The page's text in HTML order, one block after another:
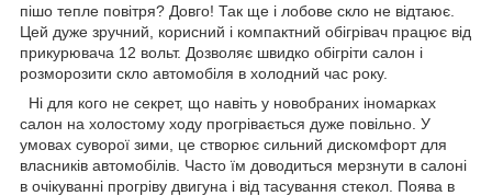
пішо тепле повітря? Довго! Так ще і лобове скло не відтаює.
Цей дуже зручний, корисний і компактний обігрівач працює від
прикурювача 12 вольт. Дозволяє швидко обігріти салон і
розморозити скло автомобіля в холодний час року.
Ні для кого не секрет, що навіть у новобраних іномарках
салон на холостому ходу прогрівається дуже повільно. У
умовах суворої зими, це створює сильний дискомфорт для
власників автомобілів. Часто їм доводиться мерзнути в салоні
в очікуванні прогріву двигуна і від тасування стекол. Поява в